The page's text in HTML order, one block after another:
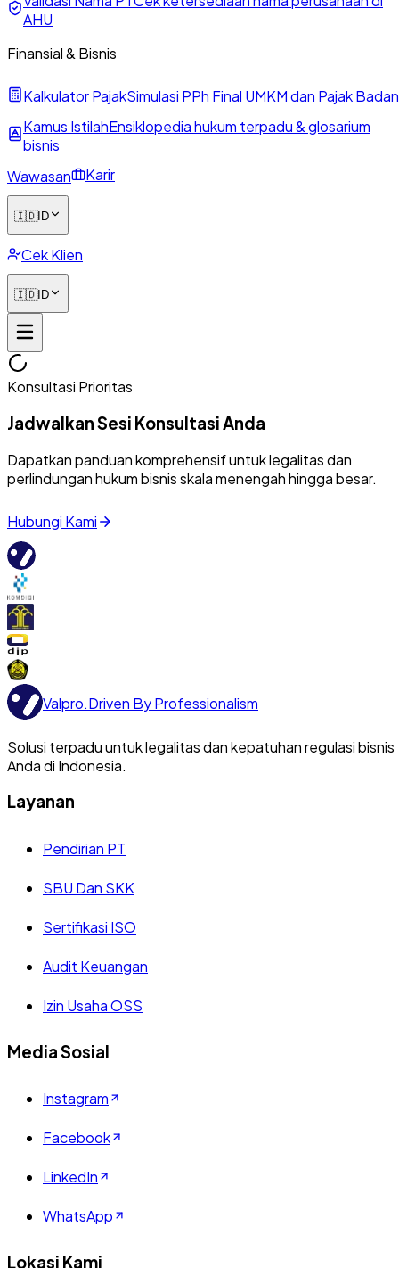
AHU
Finansial & Bisnis
Kalkulator PajakSimulasi PPh Final UMKM dan Pajak Badan
Kamus IstilahEnsiklopedia hukum terpadu & glosarium
bisnis
Wawasan
Karir
🇮🇩ID
Cek Klien
🇮🇩ID
Konsultasi Prioritas
Jadwalkan Sesi Konsultasi Anda
Dapatkan panduan komprehensif untuk legalitas dan
perlindungan hukum bisnis skala menengah hingga besar.
Hubungi Kami
Valpro.Driven By Professionalism
Solusi terpadu untuk legalitas dan kepatuhan regulasi bisnis
Anda di Indonesia.
Layanan
Pendirian PT
SBU Dan SKK
Sertifikasi ISO
Audit Keuangan
Izin Usaha OSS
Media Sosial
Instagram
Facebook
LinkedIn
WhatsApp
Lokasi Kami